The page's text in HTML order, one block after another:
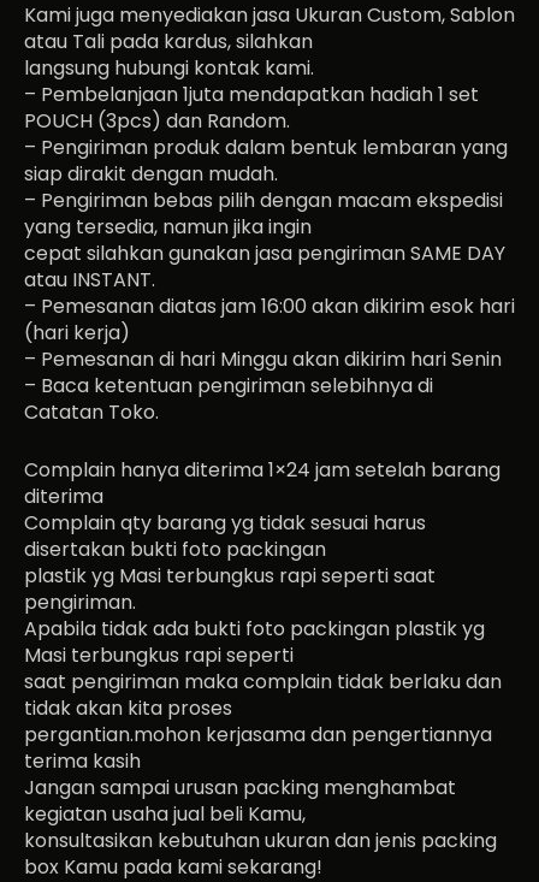
Kami juga menyediakan jasa Ukuran Custom, Sablon
atau Tali pada kardus, silahkan
langsung hubungi kontak kami.
– Pembelanjaan 1juta mendapatkan hadiah 1 set
POUCH (3pcs) dan Random.
– Pengiriman produk dalam bentuk lembaran yang
siap dirakit dengan mudah.
– Pengiriman bebas pilih dengan macam ekspedisi
yang tersedia, namun jika ingin
cepat silahkan gunakan jasa pengiriman SAME DAY
atau INSTANT.
– Pemesanan diatas jam 16:00 akan dikirim esok hari
(hari kerja)
– Pemesanan di hari Minggu akan dikirim hari Senin
– Baca ketentuan pengiriman selebihnya di
Catatan Toko.
Complain hanya diterima 1×24 jam setelah barang
diterima
Complain qty barang yg tidak sesuai harus
disertakan bukti foto packingan
plastik yg Masi terbungkus rapi seperti saat
pengiriman.
Apabila tidak ada bukti foto packingan plastik yg
Masi terbungkus rapi seperti
saat pengiriman maka complain tidak berlaku dan
tidak akan kita proses
pergantian.mohon kerjasama dan pengertiannya
terima kasih
Jangan sampai urusan packing menghambat
kegiatan usaha jual beli Kamu,
konsultasikan kebutuhan ukuran dan jenis packing
box Kamu pada kami sekarang!